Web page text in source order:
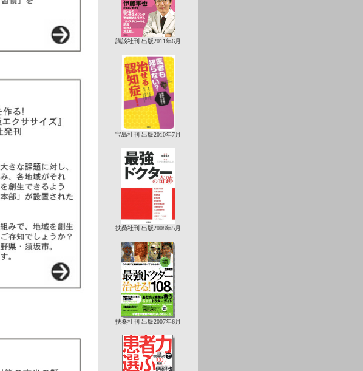
講談社刊 出版2011年6月
宝島社刊 出版2010年7月
扶桑社刊 出版2008年5月
扶桑社刊 出版2007年6月